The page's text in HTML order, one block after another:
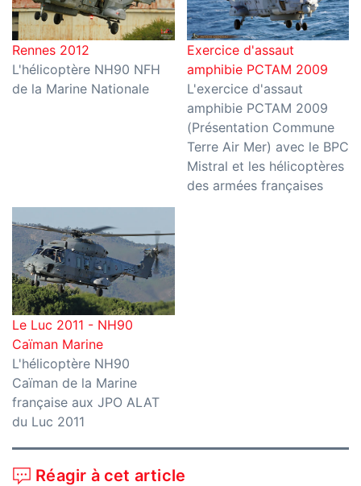
Rennes 2012
L'hélicoptère NH90 NFH
de la Marine Nationale
Exercice d'assaut
amphibie PCTAM 2009
L'exercice d'assaut
amphibie PCTAM 2009
(Présentation Commune
Terre Air Mer) avec le BPC
Mistral et les hélicoptères
des armées françaises
Le Luc 2011 - NH90
Caïman Marine
L'hélicoptère NH90
Caïman de la Marine
française aux JPO ALAT
du Luc 2011
Réagir à cet article